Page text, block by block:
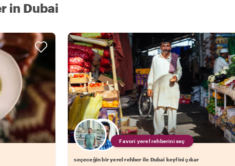
in Dubai
Favori yerel rehberini seç
seçeceğin bir yerel rehber ile Dubai keyfini çıkar